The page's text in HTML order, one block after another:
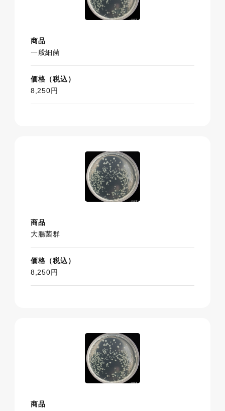
商品
一般細菌
価格（税込）
8,250円
商品
大腸菌群
価格（税込）
8,250円
商品